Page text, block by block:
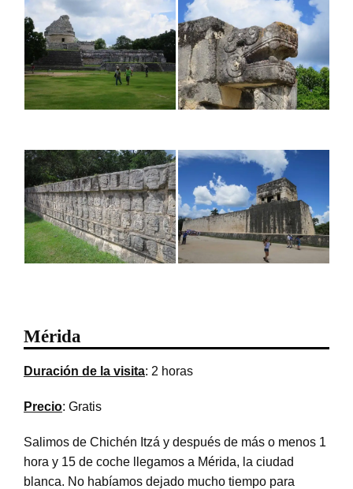
Mérida
Duración de la visita: 2 horas
Precio: Gratis
Salimos de Chichén Itzá y después de más o menos 1
hora y 15 de coche llegamos a Mérida, la ciudad
blanca. No habíamos dejado mucho tiempo para